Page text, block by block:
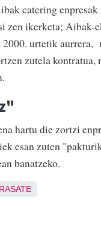
catering
zen ikerketa; Aibak-
2000. urtetik aurrera,
zutela kontratua,
hartu die zortzi
esan zuten
banatzeko.